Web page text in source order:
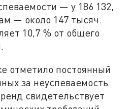
— у 186 132,
— около 147 тысяч.
10,7 % от общего
отметило постоянный
за неуспеваемость
свидетельствует